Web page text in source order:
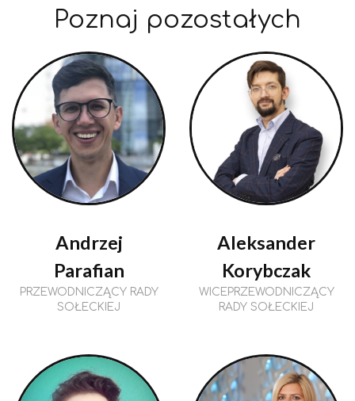
Poznaj pozostałych
Andrzej
Parafian
PRZEWODNICZĄCY RADY
SOŁECKIEJ
Aleksander
Korybczak
WICEPRZEWODNICZĄCY
RADY SOŁECKIEJ